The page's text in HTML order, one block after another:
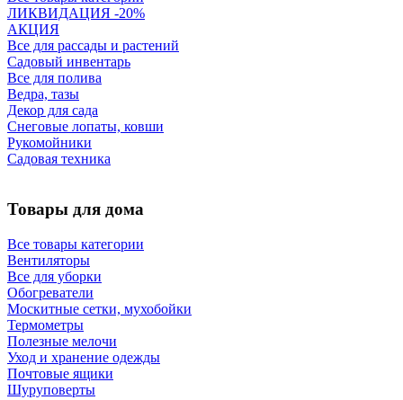
ЛИКВИДАЦИЯ -20%
АКЦИЯ
Все для рассады и растений
Садовый инвентарь
Все для полива
Ведра, тазы
Декор для сада
Снеговые лопаты, ковши
Рукомойники
Садовая техника
Товары для дома
Все товары категории
Вентиляторы
Все для уборки
Обогреватели
Москитные сетки, мухобойки
Термометры
Полезные мелочи
Уход и хранение одежды
Почтовые ящики
Шуруповерты